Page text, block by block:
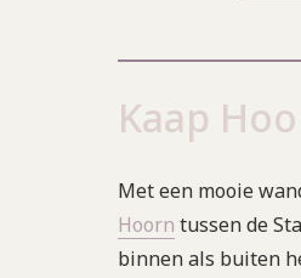
Kaap
Met een mooie
Hoorn tussen de
binnen als buiten